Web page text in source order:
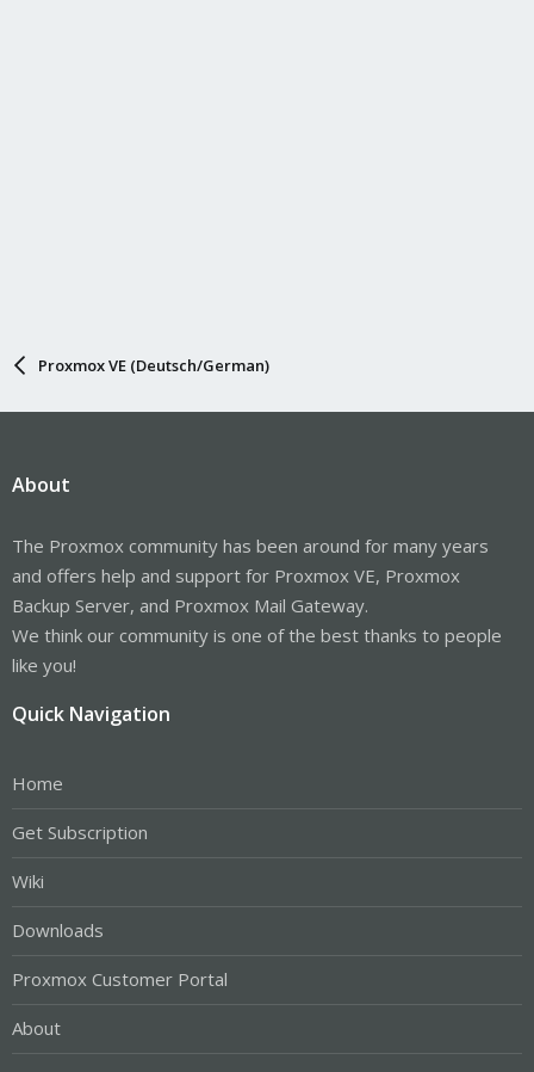
Proxmox VE (Deutsch/German)
About
The Proxmox community has been around for many years
and offers help and support for Proxmox VE, Proxmox
Backup Server, and Proxmox Mail Gateway.
We think our community is one of the best thanks to people
like you!
Quick Navigation
Home
Get Subscription
Wiki
Downloads
Proxmox Customer Portal
About